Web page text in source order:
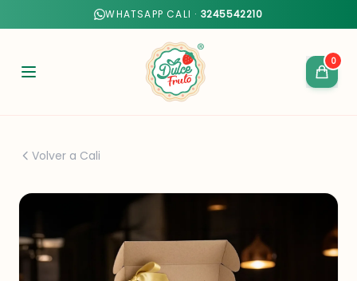
WHATSAPP CALI · 3245542210
0
Volver a Cali